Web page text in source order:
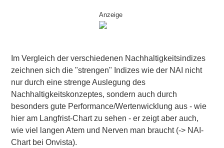
Anzeige
Im Vergleich der verschiedenen Nachhaltigkeitsindizes
zeichnen sich die "strengen" Indizes wie der NAI nicht
nur durch eine strenge Auslegung des
Nachhaltigkeitskonzeptes, sondern auch durch
besonders gute Performance/Wertenwicklung aus - wie
hier am Langfrist-Chart zu sehen - er zeigt aber auch,
wie viel langen Atem und Nerven man braucht (-> NAI-
Chartbei Onvista).